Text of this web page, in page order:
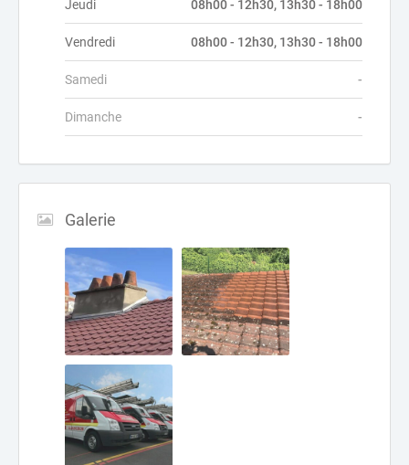
Jeudi 08h00 - 12h30, 13h30 - 18h00
Vendredi 08h00 - 12h30, 13h30 - 18h00
Samedi -
Dimanche -
Galerie